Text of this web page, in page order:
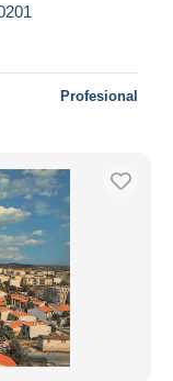
Profesional